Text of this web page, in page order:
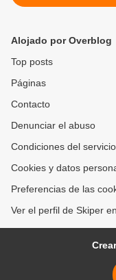
Alojado por Overblog
Top posts
Páginas
Contacto
Denunciar el abuso
Condiciones del servicio
Cookies y datos
Preferencias de las
Ver el perfil de Skiper